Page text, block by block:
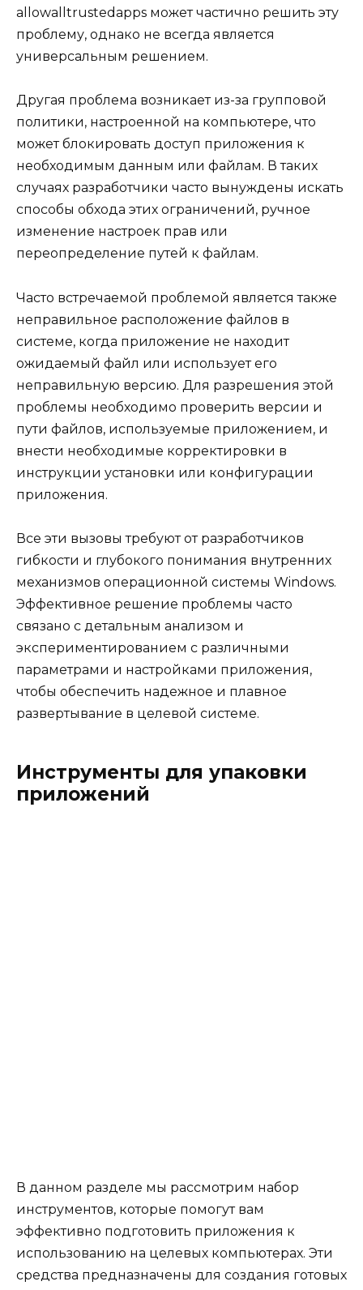
allowalltrustedapps может частично решить эту
проблему, однако не всегда является
универсальным решением.
Другая проблема возникает из-за групповой
политики, настроенной на компьютере, что
может блокировать доступ приложения к
необходимым данным или файлам. В таких
случаях разработчики часто вынуждены искать
способы обхода этих ограничений, ручное
изменение настроек прав или
переопределение путей к файлам.
Часто встречаемой проблемой является также
неправильное расположение файлов в
системе, когда приложение не находит
ожидаемый файл или использует его
неправильную версию. Для разрешения этой
проблемы необходимо проверить версии и
пути файлов, используемые приложением, и
внести необходимые корректировки в
инструкции установки или конфигурации
приложения.
Все эти вызовы требуют от разработчиков
гибкости и глубокого понимания внутренних
механизмов операционной системы Windows.
Эффективное решение проблемы часто
связано с детальным анализом и
экспериментированием с различными
параметрами и настройками приложения,
чтобы обеспечить надежное и плавное
развертывание в целевой системе.
Инструменты для упаковки
приложений
В данном разделе мы рассмотрим набор
инструментов, которые помогут вам
эффективно подготовить приложения к
использованию на целевых компьютерах. Эти
средства предназначены для создания готовых